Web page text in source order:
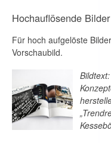
Hochauflösende Bilder
Für hoch aufgelöste
Vorschaubild.